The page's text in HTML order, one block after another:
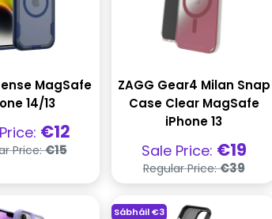
MagSafe
14/13
€12
Praghas
rialta
Price:€15
ZAGG Gear4 Milan Snap
Case Clear MagSafe
iPhone 13
Praghas
díola
Sale Price: €19
Praghas
rialta
Regular Price:€39
Sábháil€3